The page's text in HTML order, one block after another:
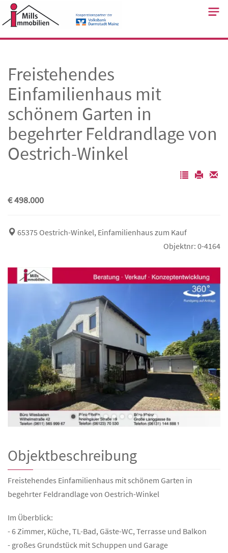
Skip
to
Freistehendes
Einfamilienhaus mit
schönem Garten in
begehrter Feldrandlage von
Oestrich-Winkel
€ 498.000
65375 Oestrich-Winkel, Einfamilienhaus zum Kauf
Objektnr: 0-4164
Objektbeschreibung
Freistehendes Einfamilienhaus mit schönem Garten in
begehrter Feldrandlage von Oestrich-Winkel
Im Überblick:
- 6 Zimmer, Küche, TL-Bad, Gäste-WC, Terrasse und Balkon
- großes Grundstück mit Schuppen und Garage